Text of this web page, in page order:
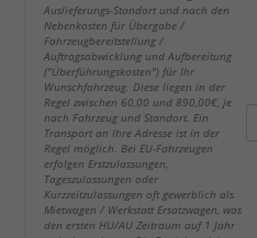
Auslieferungs-Standort und nach den
Nebenkosten für Übergabe /
Fahrzeugbereitstellung /
Auftragsabwicklung und Aufbereitung
("Überführungskosten") für Ihr
Wunschfahrzeug. Diese liegen in der
Regel zwischen 60,00 und 890,00€, je
nach Fahrzeug und Standort. Ein
Transport an Ihre Adresse ist in der
Regel möglich. Bei EU-Fahrzeugen
erfolgen Erstzulassungen,
Tageszulassungen oder
Kurzzeitzulassungen oft gewerblich als
Mietwagen / Werkstatt Ersatzwagen, was
den ersten HU/AU Zeitraum auf 1 Jahr